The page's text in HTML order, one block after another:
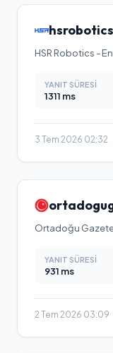
HSR Robotics -
YANIT SÜRESI
1311 ms
3 Tem 2026 02:32
YANIT SÜRESI
931 ms
2 Tem 2026 03:09